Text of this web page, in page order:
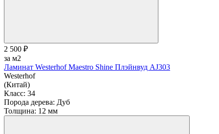
2 500 ₽
за м2
Ламинат Westerhof Maestro Shine Плэйнвуд AJ303
Westerhof
(Китай)
Класс: 34
Порода дерева: Дуб
Толщина: 12 мм